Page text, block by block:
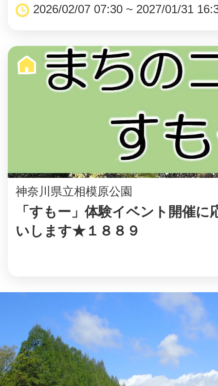
2026/02/07 07:30 ~ 2027/01/31
神奈川県立相模原公園
「すもー」体験イベント開催に
いします★１８８９